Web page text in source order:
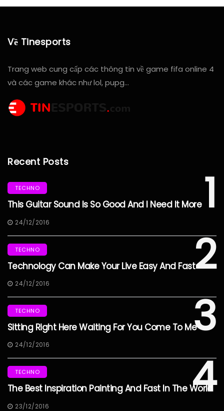
Về Tinesports
Trang web cung cấp các thông tin về game fifa online 4
và các game khác như lol, pupg…
Recent Posts
1
TECHNO
This Guitar Sound Is So Good And I Need It More
24/12/2016
2
TECHNO
Technology Can Make Your Live Easy And Fast
24/12/2016
3
TECHNO
Sitting Right Here Waiting For You Come To Me
24/12/2016
4
TECHNO
The Best Inspiration Painting And Fast In The World
23/12/2016